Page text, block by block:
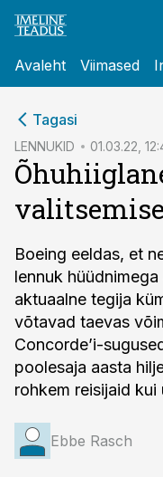
Avaleht Viimased
Tagasi
LENNUKID 01.03.22,
Boeing eeldas, et
lennuk
aktuaalne tegija
võtavad taevas
Concorde’i-
poolesaja aasta
rohkem reisijaid
Ebbe Rasch